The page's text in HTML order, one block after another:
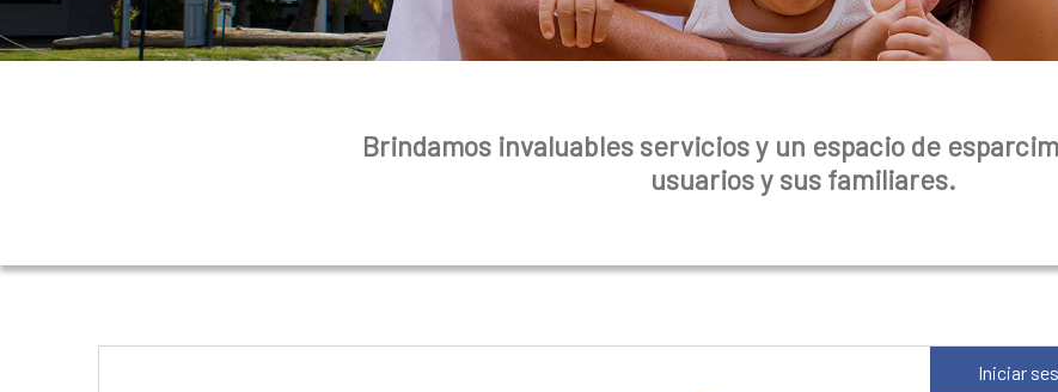
Brindamos invaluables servicios y un espacio de
usuarios y sus familiares.
Iniciar